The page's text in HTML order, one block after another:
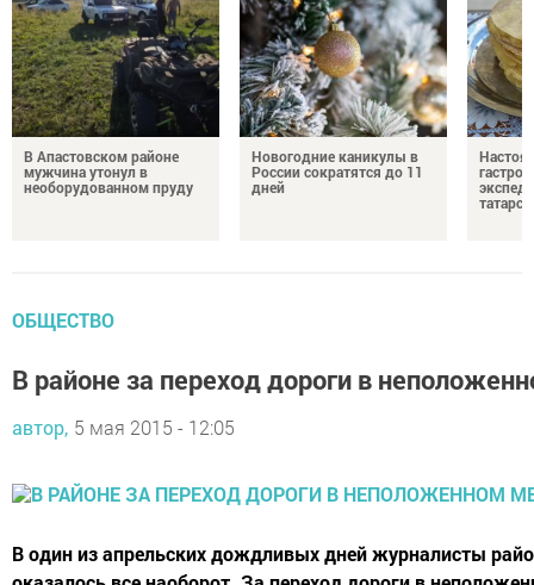
В Апастовском районе
мужчина утонул в
необорудованном пруду
Новогодние каникулы в
России сократятся до 11
дней
ОБЩЕСТВО
В районе за переход дороги в
автор, 5 мая 2015 - 12:05
В один из апрельских дождливых дней журналисты